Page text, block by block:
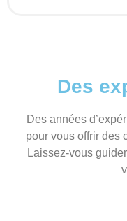
Des
Des années
pour vous offrir des
Laissez-vous